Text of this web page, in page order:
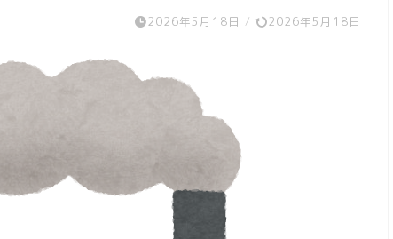
2026年5月18日 / 2026年5月18日